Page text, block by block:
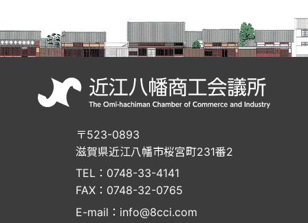
〒523-0893
滋賀県近江八幡市桜宮町231番2
TEL：0748-33-4141
FAX：0748-32-0765
E-mail：info@8cci.com